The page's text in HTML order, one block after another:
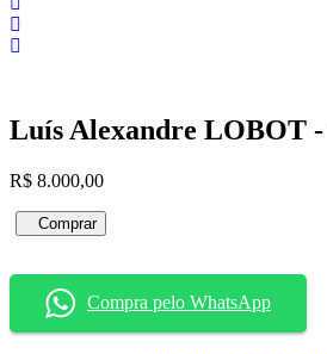
Luís Alexandre LOBOT
R$ 8.000,00
Luís
Alexandre
-
"Será
a
Comprar
Compra pelo WhatsApp